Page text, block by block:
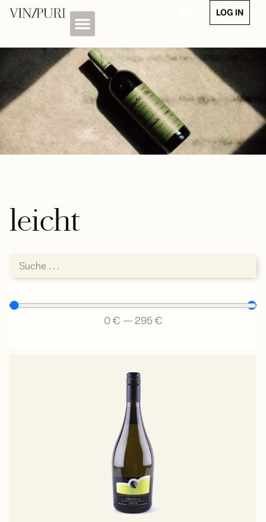
LOG IN
leicht
0 € — 295 €